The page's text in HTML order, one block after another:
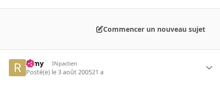
Commencer un nouveau sujet
ramy INpactien
Posté(e) le 3 août 200521 a